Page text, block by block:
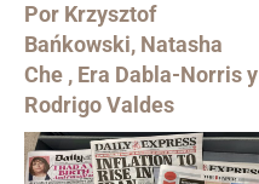
Por Krzysztof
Bańkowski, Natasha
Che , Era Dabla-Norris y
Rodrigo Valdes